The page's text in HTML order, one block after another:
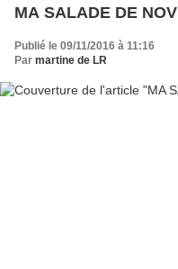
MA SALADE DE
Publié le 09/11/2016 à 11:16
Par martine de LR